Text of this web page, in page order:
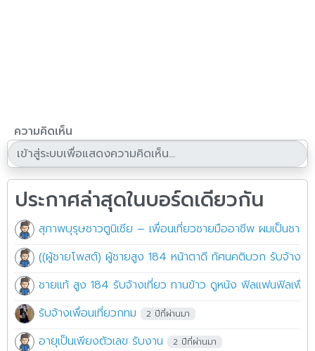
ความคิดเห็น
ประกาศล่าสุดในบอร์ดเดียวกัน
สุภาพบุรุษชาวตูนิเซีย – เพื่อนเที่ยวชายมืออาชีพ ผมเป็นชาย
((ผู้ชายโพสต์) ผู้ชายสูง 184 หน้าตาดี ทัศนคติบวก รับจ้างเป็
ชายแท้ สูง 184 รับจ้างเที่ยว ทานข้าว ดูหนัง ฟิลแฟนฟิลเพื่
รับจ้างเพื่อนเที่ยวกทม
2 ปีที่ผ่านมา
อายุเป็นเพียงตัวเลข รับงาน 2 ปีที่ผ่านมา